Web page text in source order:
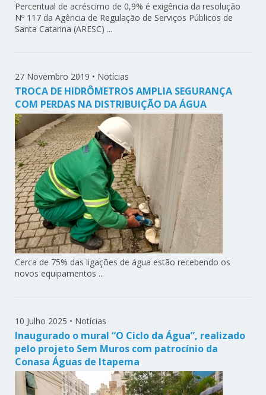
Percentual de acréscimo de 0,9% é exigência da resolução
Nº 117 da Agência de Regulação de Serviços Públicos de
Santa Catarina (ARESC) ...
27 Novembro 2019 • Notícias
TROCA DE HIDRÔMETROS AMPLIA SEGURANÇA
COM PERDAS NA DISTRIBUIÇÃO DA ÁGUA
Cerca de 75% das ligações de água estão recebendo os
novos equipamentos ...
10 Julho 2025 • Notícias
Inaugurado o mural “O Ciclo da Água”, realizado
pelo projeto Sem Muros com patrocínio da
Conasa Águas de Itapema